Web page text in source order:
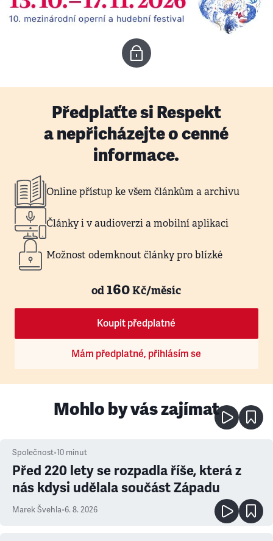
Předplaťte si Respekt
a nepřicházejte o cenné
informace.
Online přístup ke všem článkům a archivu
Články i v audioverzi a mobilní aplikaci
Možnost odemknout články pro blízké
od160Kč/měsíc
Koupit předplatné
Mám předplatné, přihlásím se
Mohlo by vás zajímat
Společnost•10 minut
Před 220 lety se rozpadla říše, která z
nás kdysi udělala součást Západu
Marek Švehla•6. 8. 2026